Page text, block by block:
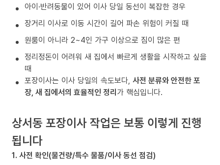
아이·반려동물이 있어 이사 당일 동선이 복잡한 경우
장거리 이사로 이동 시간이 길어 파손 위험이 커질 때
원룸이 아니라 2~4인 가구 이상으로 짐이 많은 편
정리정돈이 어려워 새 집에서 빠르게 생활을 시작하고 싶을
때
포장이사는 이사 당일의 속도보다, 사전 분류와 안전한 포
장, 새 집에서의 효율적인 정리가 핵심입니다.
상서동 포장이사 작업은 보통 이렇게 진행
됩니다
1. 사전 확인(물건량/특수 물품/이사 동선 점검)